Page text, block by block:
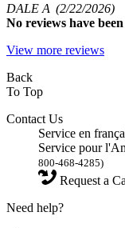
DALE A (2/22/2026)
No reviews have
View more reviews
Back
To Top
Contact Us
Service en
Service pour
800-468-4285)
Request a
Need help?